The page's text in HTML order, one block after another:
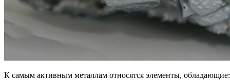
К самым активным металлам относятся элементы, обладающие: